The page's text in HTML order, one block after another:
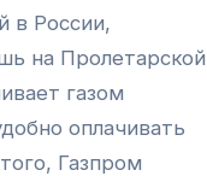
в России,
на Пролетарской
газом
оплачивать
Газпром